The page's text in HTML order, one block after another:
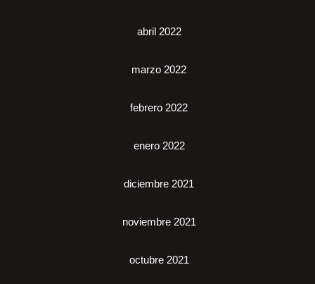
abril 2022
marzo 2022
febrero 2022
enero 2022
diciembre 2021
noviembre 2021
octubre 2021